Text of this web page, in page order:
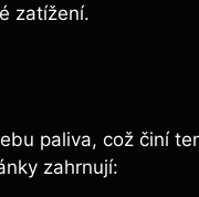
zatížení.
paliva, což činí
zahrnují: